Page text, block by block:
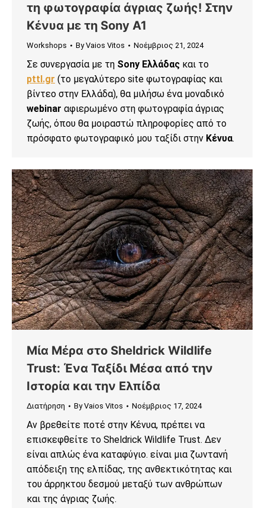
τη φωτογραφία άγριας ζωής! Στην
Κένυα με τη Sony A1
Workshops ByVaios Vitos Νοέμβριος 21, 2024
Σε συνεργασία με τη Sony Ελλάδας και τo
pttl.gr (το μεγαλύτερο site φωτογραφίας και
βίντεο στην Ελλάδα), θα μιλήσω ένα μοναδικό
webinar αφιερωμένο στη φωτογραφία άγριας
ζωής, όπου θα μοιραστώ πληροφορίες από το
πρόσφατο φωτογραφικό μου ταξίδι στην Κένυα.
Μία Μέρα στο Sheldrick Wildlife
Trust: Ένα Ταξίδι Μέσα από την
Ιστορία και την Ελπίδα
Διατήρηση ByVaios Vitos Νοέμβριος 17, 2024
Αν βρεθείτε ποτέ στην Κένυα, πρέπει να
επισκεφθείτε το Sheldrick Wildlife Trust. Δεν
είναι απλώς ένα καταφύγιο. είναι μια ζωντανή
απόδειξη της ελπίδας, της ανθεκτικότητας και
του άρρηκτου δεσμού μεταξύ των ανθρώπων
και της άγριας ζωής.